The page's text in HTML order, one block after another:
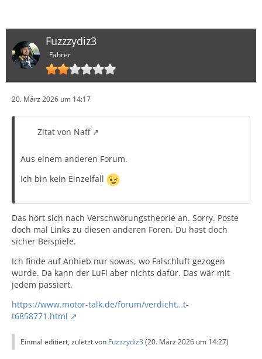
Fuzzzydiz3
Fahrer
20. März 2026 um 14:17
Zitat von Naff
Aus einem anderen Forum.
Ich bin kein Einzelfall
Das hört sich nach Verschwörungstheorie an. Sorry. Poste
doch mal Links zu diesen anderen Foren. Du hast doch
sicher Beispiele.
Ich finde auf Anhieb nur sowas, wo Falschluft gezogen
wurde. Da kann der LuFi aber nichts dafür. Das wär mit
jedem passiert.
https://www.motor-talk.de/forum/verdicht…t-
t6858771.html
Einmal editiert, zuletzt von Fuzzzydiz3 (20. März 2026 um 14:27)